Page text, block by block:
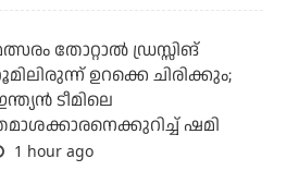
തോറ്റാല്‍ ഡ്രസ്സിങ്
ഉറക്കെ ചിരിക്കും;
ടീമിലെ
ഷമി
1 hour ago